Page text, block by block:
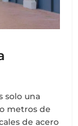
solo una
metros de
de acero